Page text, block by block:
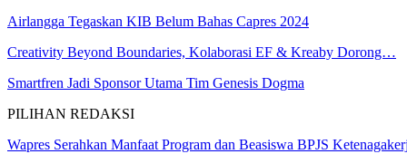
Airlangga Tegaskan KIB Belum Bahas Capres 2024
Creativity Beyond Boundaries, Kolaborasi EF & Kreaby Dorong…
Smartfren Jadi Sponsor Utama Tim Genesis Dogma
PILIHAN REDAKSI
Wapres Serahkan Manfaat Program dan Beasiswa BPJS